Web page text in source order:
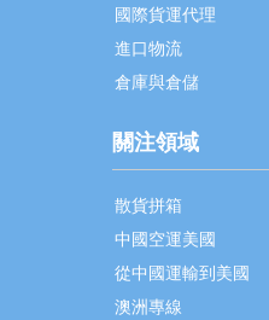
國際貨運代理
進口物流
倉庫與倉儲
關注領域
散貨拼箱
中國空運美國
從中國運輸到美國
澳洲專線